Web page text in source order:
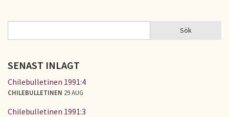
SÖKFORMULÄR Sök
SENAST INLAGT
Chilebulletinen 1991:4
CHILEBULLETINEN 29 AUG
Chilebulletinen 1991:3